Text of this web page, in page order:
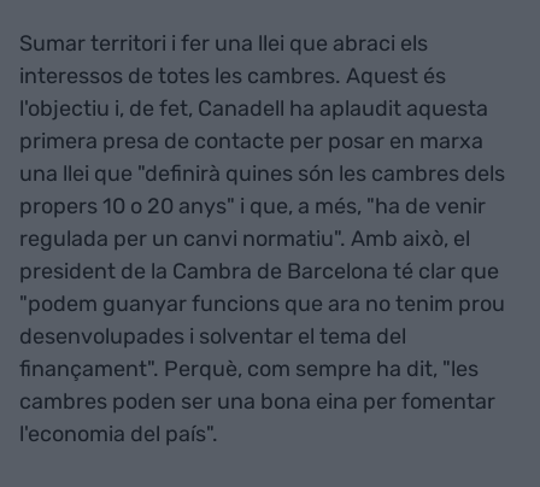
Sumar territori i fer una llei que abraci els
interessos de totes les cambres. Aquest és
l'objectiu i, de fet, Canadell ha aplaudit aquesta
primera presa de contacte per posar en marxa
una llei que "definirà quines són les cambres dels
propers 10 o 20 anys" i que, a més, "ha de venir
regulada per un canvi normatiu". Amb això, el
president de la Cambra de Barcelona té clar que
"podem guanyar funcions que ara no tenim prou
desenvolupades i solventar el tema del
finançament". Perquè, com sempre ha dit, "les
cambres poden ser una bona eina per fomentar
l'economia del país".